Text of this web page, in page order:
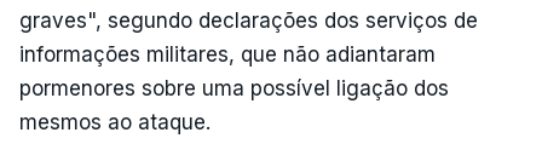
graves", segundo declarações dos serviços de
informações militares, que não adiantaram
pormenores sobre uma possível ligação dos
mesmos ao ataque.